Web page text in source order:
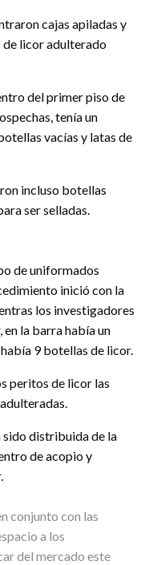
cajas apiladas y
de licor adulterado
del primer piso de
tenía un
vacías y latas de
incluso botellas
ser selladas.
de uniformados
inició con la
los investigadores
la barra había un
9 botellas de licor.
peritos de licor las
distribuida de la
de acopio y
conjunto con las
a los
del mercado este